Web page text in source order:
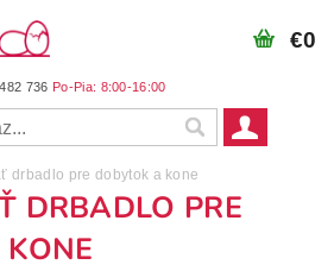
736
€0
drbadlo pre dobytok a kone
DRBADLO PRE